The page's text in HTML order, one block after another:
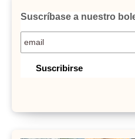
Suscríbase a nuestro